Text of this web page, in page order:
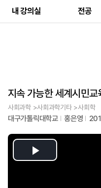
내 강의실 전공
지속 가능한 세계시민교
사회과학 >사회과학기타 >사회학
대구가톨릭대학교 홍은영
Play